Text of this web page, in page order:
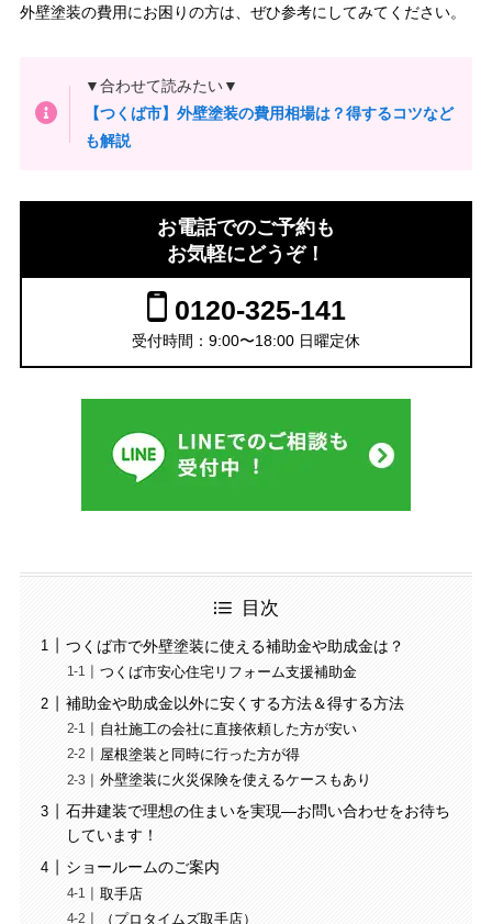
外壁塗装の費用にお困りの方は、ぜひ参考にしてみてください。
▼合わせて読みたい▼
【つくば市】外壁塗装の費用相場は？得するコツなど
も解説
お電話でのご予約も
お気軽にどうぞ！
0120-325-141
受付時間：9:00〜18:00 日曜定休
目次
つくば市で外壁塗装に使える補助金や助成金は？
つくば市安心住宅リフォーム支援補助金
補助金や助成金以外に安くする方法＆得する方法
自社施工の会社に直接依頼した方が安い
屋根塗装と同時に行った方が得
外壁塗装に火災保険を使えるケースもあり
石井建装で理想の住まいを実現—お問い合わせをお待ち
しています！
ショールームのご案内
取手店
（プロタイムズ取手店）